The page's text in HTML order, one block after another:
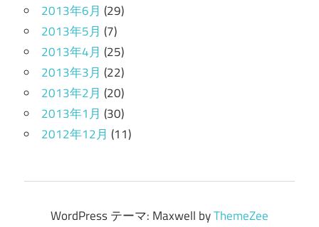
2013年6月 (29)
2013年5月 (7)
2013年4月 (25)
2013年3月 (22)
2013年2月 (20)
2013年1月 (30)
2012年12月 (11)
WordPress テーマ: Maxwell byThemeZee